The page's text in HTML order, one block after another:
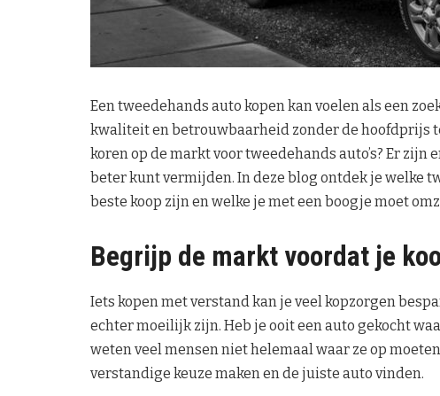
Een tweedehands auto kopen kan voelen als een
kwaliteit en betrouwbaarheid zonder de hoofdprijs
koren op de markt voor tweedehands auto’s? Er
beter kunt vermijden. In deze blog ontdek je welke
beste koop zijn en welke je met een boogje moet
Begrijp de markt voordat je
Iets kopen met verstand kan je veel kopzorgen
echter moeilijk zijn. Heb je ooit een auto gekocht
weten veel mensen niet helemaal waar ze op
verstandige keuze maken en de juiste auto vinden.